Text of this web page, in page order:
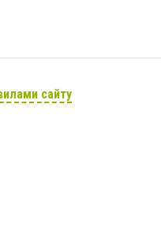
сайту